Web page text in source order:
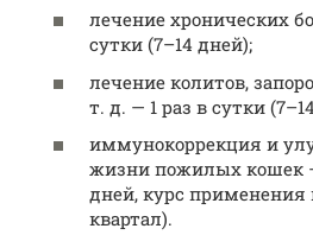
лечение хронических
сутки (7–14 дней);
лечение колитов,
т. д. — 1 раз в сутки
иммунокоррекция и
жизни пожилых кошек
дней, курс
квартал).